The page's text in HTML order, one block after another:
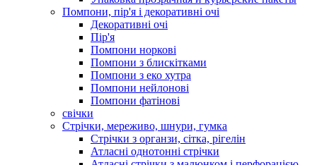
Помпони, пір'я і декоративні очі
Декоративні очі
Пір'я
Помпони норкові
Помпони з блискітками
Помпони з еко хутра
Помпони нейлонові
Помпони фатінові
свічки
Стрічки, мереживо, шнури, гумка
Стрічки з органзи, сітка, рігелін
Атласні однотонні стрічки